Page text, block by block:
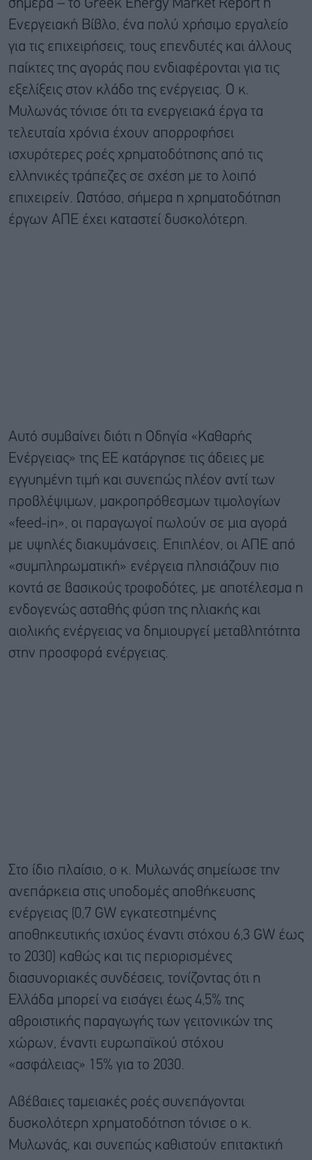
σήμερα – το Greek Energy Market Report ή
Ενεργειακή Βίβλο, ένα πολύ χρήσιμο εργαλείο
για τις επιχειρήσεις, τους επενδυτές και άλλους
παίκτες της αγοράς που ενδιαφέρονται για τις
εξελίξεις στον κλάδο της ενέργειας. Ο κ.
Μυλωνάς τόνισε ότι τα ενεργειακά έργα τα
τελευταία χρόνια έχουν απορροφήσει
ισχυρότερες ροές χρηματοδότησης από τις
ελληνικές τράπεζες σε σχέση με το λοιπό
επιχειρείν. Ωστόσο, σήμερα η χρηματοδότηση
έργων ΑΠΕ έχει καταστεί δυσκολότερη.
Αυτό συμβαίνει διότι η Οδηγία «Καθαρής
Ενέργειας» της ΕΕ κατάργησε τις άδειες με
εγγυημένη τιμή και συνεπώς πλέον αντί των
προβλέψιμων, μακροπρόθεσμων τιμολογίων
«feed-in», οι παραγωγοί πωλούν σε μια αγορά
με υψηλές διακυμάνσεις. Επιπλέον, οι ΑΠΕ από
«συμπληρωματική» ενέργεια πλησιάζουν πιο
κοντά σε βασικούς τροφοδότες, με αποτέλεσμα η
ενδογενώς ασταθής φύση της ηλιακής και
αιολικής ενέργειας να δημιουργεί μεταβλητότητα
στην προσφορά ενέργειας.
Στο ίδιο πλαίσιο, ο κ. Μυλωνάς σημείωσε την
ανεπάρκεια στις υποδομές αποθήκευσης
ενέργειας (0,7 GW εγκατεστημένης
αποθηκευτικής ισχύος έναντι στόχου 6,3 GW έως
το 2030) καθώς και τις περιορισμένες
διασυνοριακές συνδέσεις, τονίζοντας ότι η
Ελλάδα μπορεί να εισάγει έως 4,5% της
αθροιστικής παραγωγής των γειτονικών της
χώρων, έναντι ευρωπαϊκού στόχου
«ασφάλειας» 15% για το 2030.
Αβέβαιες ταμειακές ροές συνεπάγονται
δυσκολότερη χρηματοδότηση τόνισε ο κ.
Μυλωνάς, και συνεπώς καθιστούν επιτακτική